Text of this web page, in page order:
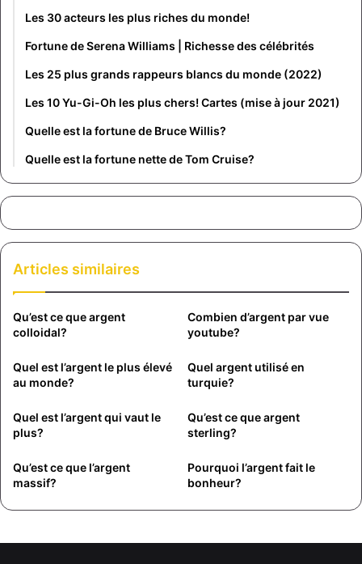
Les 30 acteurs les plus riches du monde!
Fortune de Serena Williams | Richesse des célébrités
Les 25 plus grands rappeurs blancs du monde (2022)
Les 10 Yu-Gi-Oh les plus chers! Cartes (mise à jour 2021)
Quelle est la fortune de Bruce Willis?
Quelle est la fortune nette de Tom Cruise?
Articles similaires
Qu’est ce que argent
colloidal?
Combien d’argent par vue
youtube?
Quel est l’argent le plus élevé
au monde?
Quel argent utilisé en
turquie?
Quel est l’argent qui vaut le
plus?
Qu’est ce que argent
sterling?
Qu’est ce que l’argent
massif?
Pourquoi l’argent fait le
bonheur?